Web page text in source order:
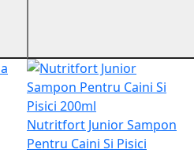
Nutritfort Junior Sampon
Pentru Caini Si Pisici